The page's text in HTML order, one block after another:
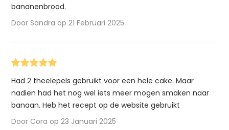
bananenbrood.
Door Sandra op 21 Februari 2025
Had 2 theelepels gebruikt voor een hele cake. Maar
nadien had het nog wel iets meer mogen smaken naar
banaan. Heb het recept op de website gebruikt
Door Cora op 23 Januari 2025